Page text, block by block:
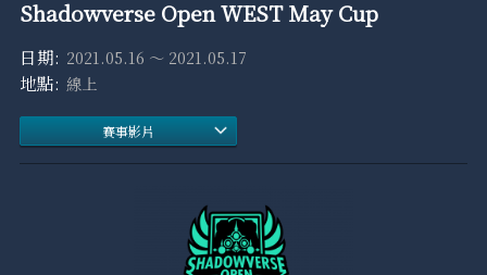
Shadowverse Open WEST May Cup
2021.05.16 ～ 2021.05.17
線上
賽事影片